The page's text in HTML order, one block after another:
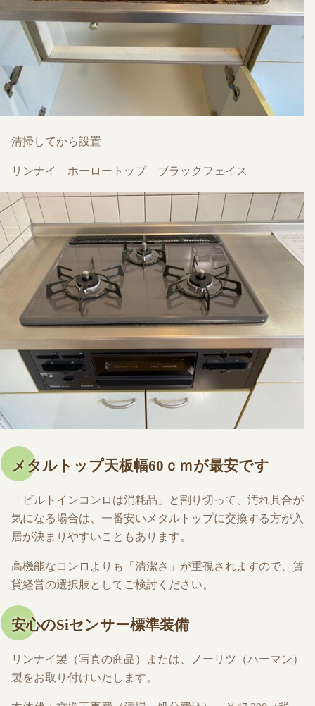
清掃してから設置
リンナイ ホーロートップ ブラックフェイス
メタルトップ天板幅60ｃｍが最安です
「ビルトインコンロは消耗品」と割り切って、汚れ具合が
気になる場合は、一番安いメタルトップに交換する方が入
居が決まりやすいこともあります。
高機能なコンロよりも「清潔さ」が重視されますので、賃
貸経営の選択肢としてご検討ください。
安心のSiセンサー標準装備
リンナイ製（写真の商品）または、ノーリツ（ハーマン）
製をお取り付けいたします。